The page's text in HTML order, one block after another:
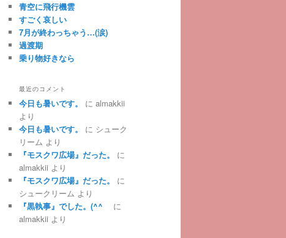
青空に飛行機雲
すごく哀しい
7月が終わっちゃう…(涙)
過渡期
乗り物好きなら
最近のコメント
今日も暑いです。 に almakkii
より
今日も暑いです。
に シューク
リーム より
『モスクワ広場』だった。
に
almakkii より
『モスクワ広場』だった。
に
シュークリーム より
『黒執事』でした。(^^ゞ
に
almakkii より